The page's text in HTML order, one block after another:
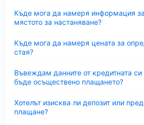
Къде мога да намеря информация за
мястото за настаняване?
Къде мога да намеря цената за
стая?
Въвеждам данните от кредитната
бъде осъществено плащането?
Хотелът изисква ли депозит или
плащане?